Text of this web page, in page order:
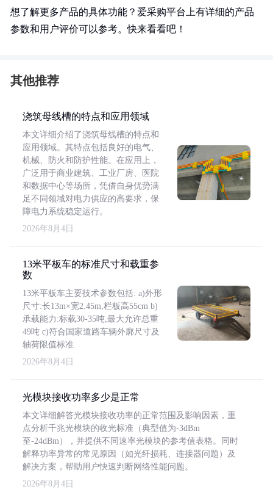
想了解更多产品的具体功能？爱采购平台上有详细的产品
参数和用户评价可以参考。快来看看吧！
其他推荐
浇筑母线槽的特点和应用领域
本文详细介绍了浇筑母线槽的特点和
应用领域。其特点包括良好的电气、
机械、防火和防护性能。在应用上，
广泛用于商业建筑、工业厂房、医院
和数据中心等场所，凭借自身优势满
足不同领域对电力供应的高要求，保
障电力系统稳定运行。
2026年8月4日
13米平板车的标准尺寸和载重参
数
13米平板车主要技术参数包括: a)外形
尺寸:长13m×宽2.45m,栏板高55cm b)
承载能力:标载30-35吨,最大允许总重
49吨 c)符合国家道路车辆外廓尺寸及
轴荷限值标准
2026年8月4日
光模块接收功率多少是正常
本文详细解答光模块接收功率的正常范围及影响因素，重
点分析千兆光模块的收光标准（典型值为-3dBm
至-24dBm），并提供不同速率光模块的参考值表格。同时
解释功率异常的常见原因（如光纤损耗、连接器问题）及
解决方案，帮助用户快速判断网络性能问题。
2026年8月4日